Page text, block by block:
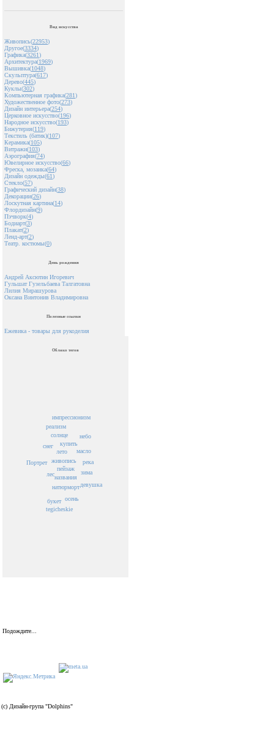
Вид искусства
Живопись(22953)
Другое(3334)
Графика(3261)
Архитектура(1969)
Вышивка(1048)
Скульптура(617)
Дерево(445)
Куклы(302)
Компьютерная графика(281)
Художественное фото(273)
Дизайн интерьера(254)
Церковное искусство(196)
Народное искусство(193)
Бижутерия(119)
Текстиль (батик)(107)
Керамика(105)
Витражи(103)
Аэрография(74)
Ювелирное искусство(66)
Фреска, мозаика(64)
Дизайн одежды(61)
Стекло(57)
Графический дизайн(38)
Декорации(26)
Лоскутная картина(14)
Флордизайн(9)
Пэчворк(4)
Бодиарт(3)
Плакат(2)
Ленд-арт(2)
Театр. костюмы(0)
День рождения
Андрей Аксютин Игоревич
Гульшат Гузельбаева Талгатовна
Лилия Мирашурова
Оксана Винтонив Владимировна
Полезные ссылки
Ежевика - товары для рукоделия
Облако тегов
пейзаж
названия
живопись
лето
натюрморт
купить
солнце
лес зима
осень
букет
масло
река
снег
tegicheskie
реализм
небо
импрессионизм
Портрет
девушка
Подождите...
(c) Дизайн-група "Dolphins"